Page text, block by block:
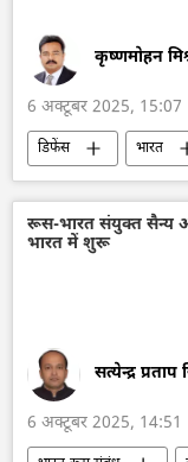
कृष्णमोहन
6 अक्टूबर 2025, 15:07
डिफेंस भारत
आत्मनिर्भर भारत
रक्षा मंत्रालय (MoD)
हथियारों की आपूर्ति
रूस-भारत संयुक्त सैन्य
भारत में शुरू
सत्येन्द्र प्रताप
6 अक्टूबर 2025, 14:51